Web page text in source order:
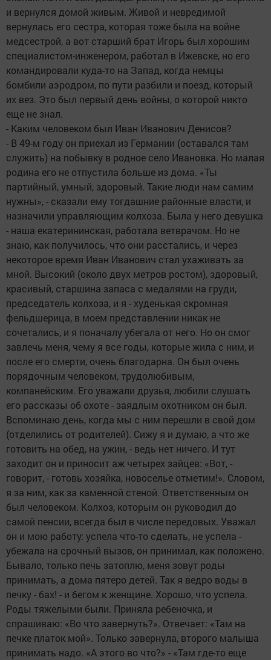
и вернулся домой живым. Живой и невредимой
вернулась его сестра, которая тоже была на войне
медсестрой, а вот старший брат Игорь был хорошим
специалистом-инженером, работал в Ижевске, но его
командировали куда-то на Запад, когда немцы
бомбили аэродром, по пути разбили и поезд, который
их вез. Это был первый день войны, о которой никто
еще не знал.
- Каким человеком был Иван Иванович Денисов?
- В 49-м году он приехал из Германии (оставался там
служить) на побывку в родное село Ивановка. Но малая
родина его не отпустила больше из дома. «Ты
партийный, умный, здоровый. Такие люди нам самим
нужны», - сказали ему тогдашние районные власти, и
назначили управляющим колхоза. Была у него девушка
- наша екатерининская, работала ветврачом. Но не
знаю, как получилось, что они расстались, и через
некоторое время Иван Иванович стал ухаживать за
мной. Высокий (около двух метров ростом), здоровый,
красивый, старшина запаса с медалями на груди,
председатель колхоза, и я - худенькая скромная
фельдшерица, в моем представлении никак не
сочетались, и я поначалу убегала от него. Но он смог
завлечь меня, чему я все годы, которые жила с ним, и
после его смерти, очень благодарна. Он был очень
порядочным человеком, трудолюбивым,
компанейским. Его уважали друзья, любили слушать
его рассказы об охоте - заядлым охотником он был.
Вспоминаю день, когда мы с ним перешли в свой дом
(отделились от родителей). Сижу я и думаю, а что же
готовить на обед, на ужин, - ведь нет ничего. И тут
заходит он и приносит аж четырех зайцев: «Вот, -
говорит, - готовь хозяйка, новоселье отметим!». Словом,
я за ним, как за каменной стеной. Ответственным он
был человеком. Колхоз, которым он руководил до
самой пенсии, всегда был в числе передовых. Уважал
он и мою работу: успела что-то сделать, не успела -
убежала на срочный вызов, он принимал, как положено.
Бывало, только печь затоплю, меня зовут роды
принимать, а дома пятеро детей. Так я ведро воды в
печку - бах! - и бегом к женщине. Хорошо, что успела.
Роды тяжелыми были. Приняла ребеночка, и
спрашиваю: «Во что завернуть?». Отвечает: «Там на
печке платок мой». Только завернула, второго малыша
принимать надо. «А этого во что?» - «Там где-то еще